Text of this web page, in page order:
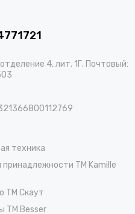
4, лит. 1Г. Почтовый:
техника
TM Kamille
TM Скаут
TM Besser